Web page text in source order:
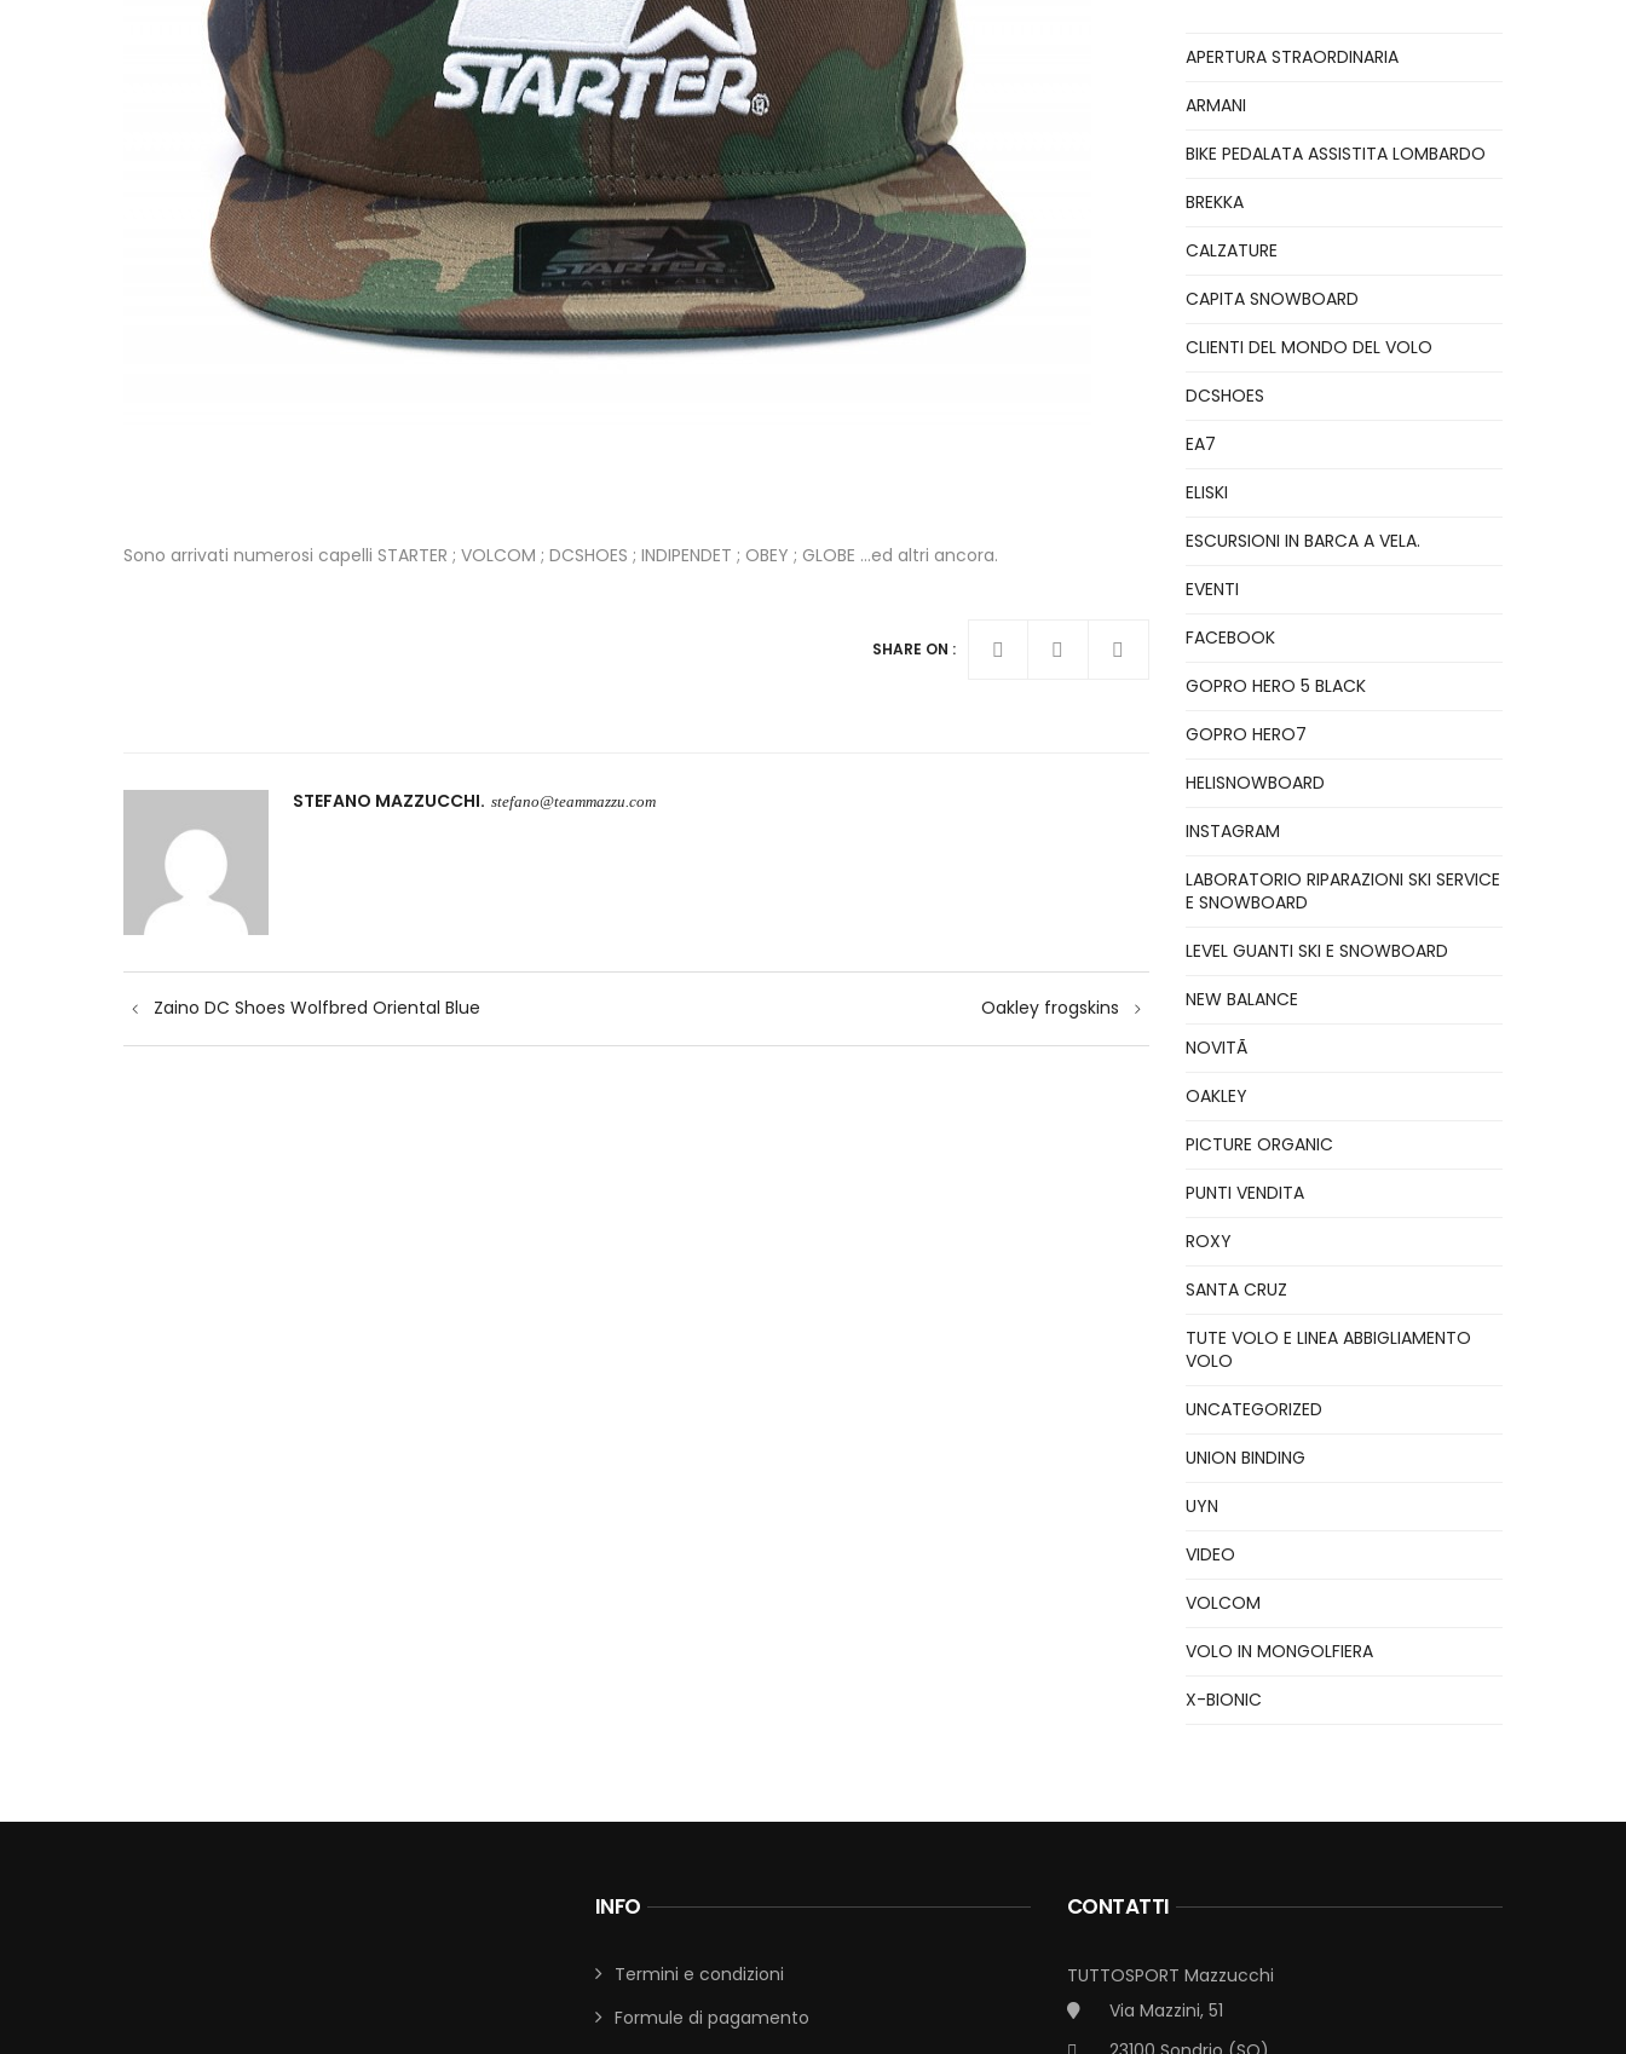
Sono arrivati numerosi capelli STARTER ; VOLCOM ; DCSHOES ; INDIPENDET ; OBEY ; GLOBE …ed altri ancora.
SHARE ON :
STEFANO MAZZUCCHI stefano@teammazzu.com
articoli
Zaino DC Shoes Wolfbred Oriental Blue Oakley frogskins
APERTURA STRAORDINARIA
ARMANI
BIKE PEDALATA ASSISTITA LOMBARDO
BREKKA
CALZATURE
CAPITA SNOWBOARD
CLIENTI DEL MONDO DEL VOLO
DCSHOES
EA7
ELISKI
ESCURSIONI IN BARCA A VELA.
EVENTI
FACEBOOK
GOPRO HERO 5 BLACK
GOPRO HERO7
HELISNOWBOARD
INSTAGRAM
LABORATORIO RIPARAZIONI SKI SERVICE
E SNOWBOARD
LEVEL GUANTI SKI E SNOWBOARD
NEW BALANCE
NOVITÃ
OAKLEY
PICTURE ORGANIC
PUNTI VENDITA
ROXY
SANTA CRUZ
TUTE VOLO E LINEA ABBIGLIAMENTO
VOLO
UNCATEGORIZED
UNION BINDING
UYN
VIDEO
VOLCOM
VOLO IN MONGOLFIERA
X-BIONIC
INFO
Termini e condizioni
Formule di pagamento
CONTATTI
TUTTOSPORT Mazzucchi
Via Mazzini, 51